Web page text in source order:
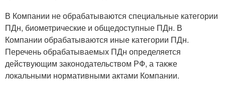
В Компании не обрабатываются специальные категории
ПДн, биометрические и общедоступные ПДн. В
Компании обрабатываются иные категории ПДн.
Перечень обрабатываемых ПДн определяется
действующим законодательством РФ, а также
локальными нормативными актами Компании.